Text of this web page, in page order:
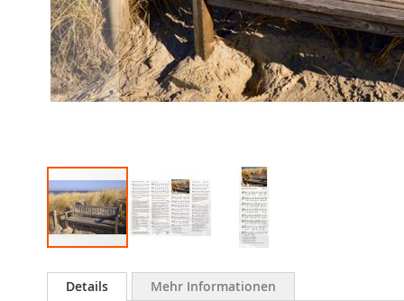
Anfang
Details Mehr Informationen